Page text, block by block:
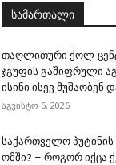
სამართალი
თაღლითური ქოლ-
ჯგუფის გაშიფრული
ისინი ისევ მუშაობენ
აგვისტო 5, 2026
საქართველო
ომში? – როგორ იქცა